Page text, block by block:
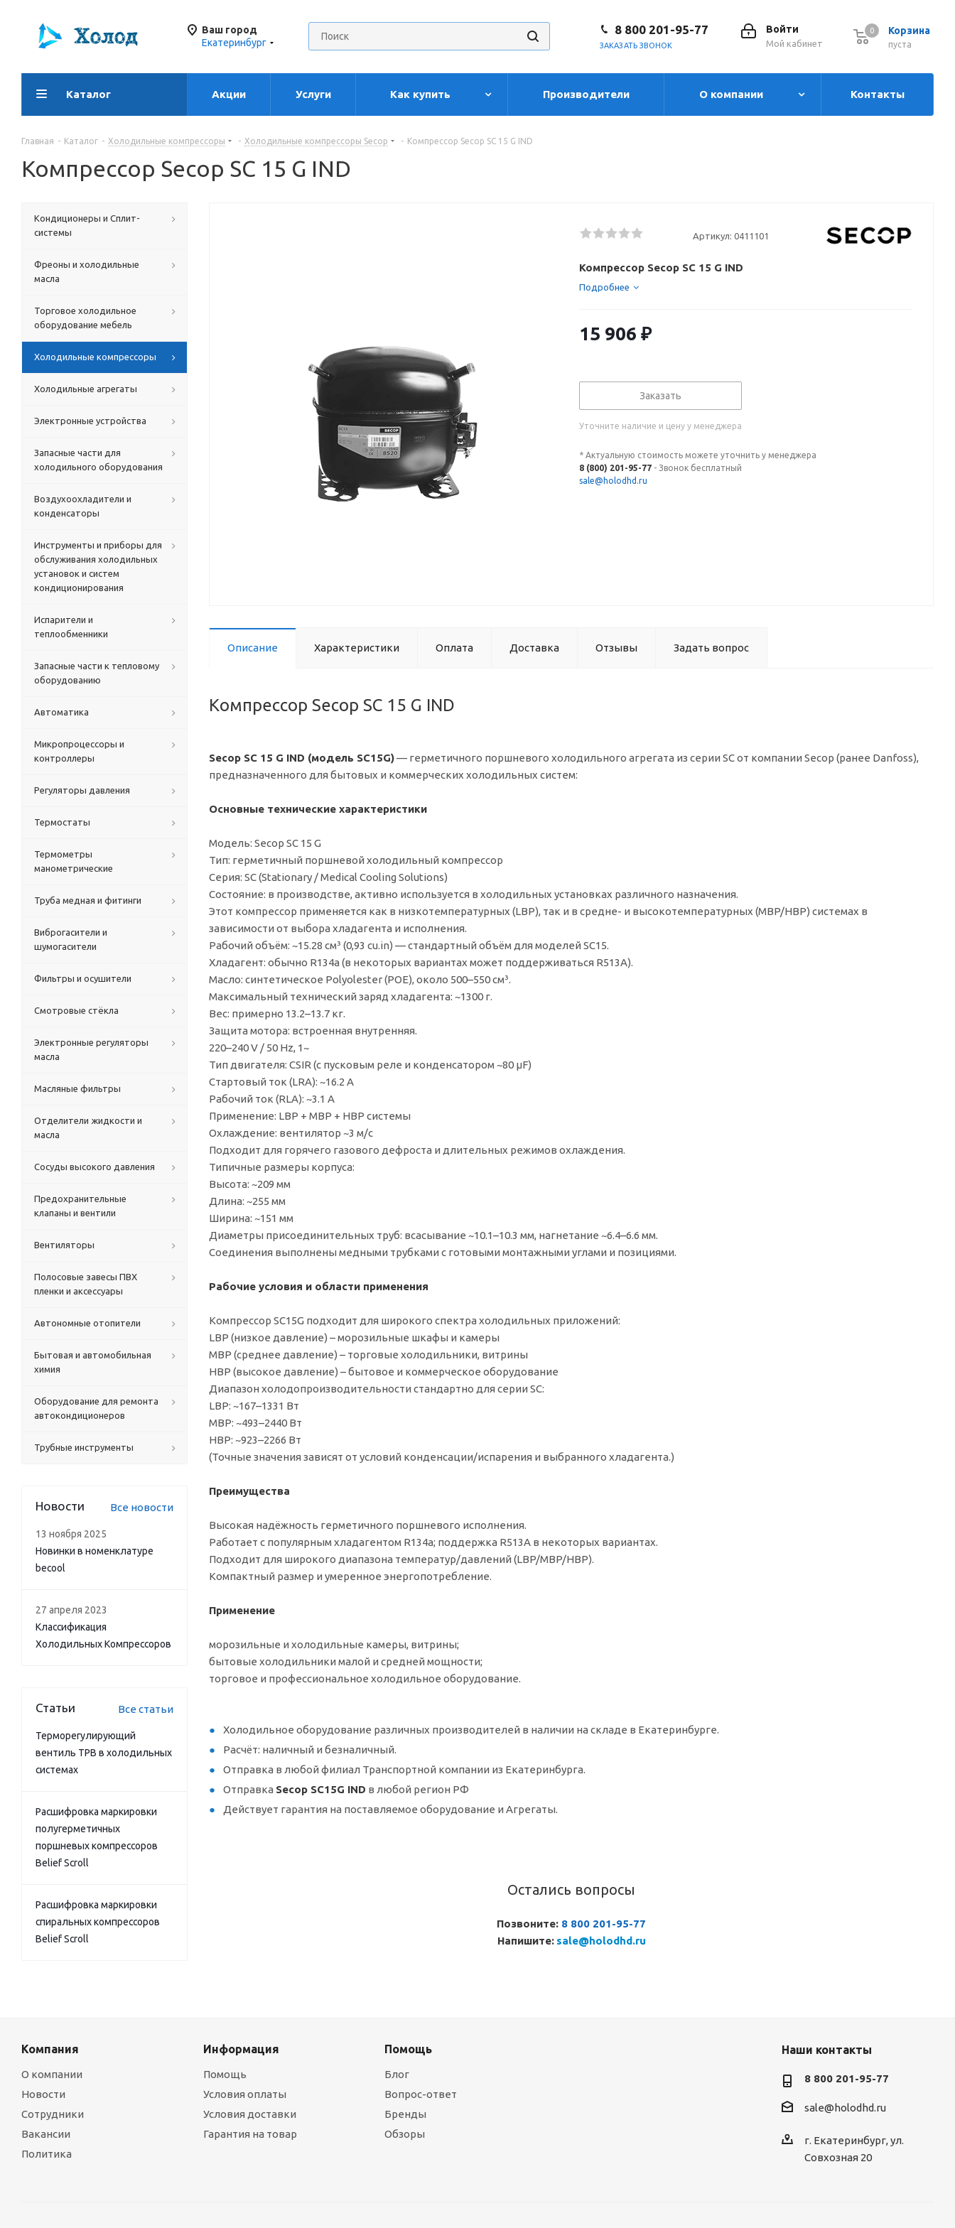
Ваш город
Екатеринбург
Корзина
0
пуста
0
Войти
Мой кабинет
8 800 201-95-77
ЗАКАЗАТЬ ЗВОНОК
Каталог Акции Услуги Как купить Производители О компании Контакты
Главная - Каталог - Холодильные компрессоры - Холодильные компрессоры Secop - Компрессор Secop SC 15 G IND
Компрессор Secop SC 15 G IND
Артикул: 0411101
Компрессор Secop SC 15 G IND
Подробнее
15 906 ₽
Заказать
Уточните наличие и цену у менеджера
* Актуальную стоимость можете уточнить у менеджера
8 (800) 201-95-77 - Звонок бесплатный
sale@holodhd.ru
Описание Характеристики Оплата Доставка Отзывы Задать вопрос
Компрессор Secop SC 15 G IND
Secop SC 15 G IND (модель SC15G)— герметичного поршневого холодильного агрегата из серии SC от компании Secop (ранее Danfoss),
предназначенного для бытовых и коммерческих холодильных систем:
Основные технические характеристики
Модель: Secop SC 15 G
Тип: герметичный поршневой холодильный компрессор
Серия: SC (Stationary / Medical Cooling Solutions)
Состояние: в производстве, активно используется в холодильных установках различного назначения.
Этот компрессор применяется как в низкотемпературных (LBP), так и в средне- и высокотемпературных (MBP/HBP) системах в
зависимости от выбора хладагента и исполнения.
Рабочий объём: ~15.28 см³ (0,93 cu.in) — стандартный объём для моделей SC15.
Хладагент: обычно R134a (в некоторых вариантах может поддерживаться R513A).
Масло: синтетическое Polyolester (POE), около 500–550 см³.
Максимальный технический заряд хладагента: ~1300 г.
Вес: примерно 13.2–13.7 кг.
Защита мотора: встроенная внутренняя.
220–240 V / 50 Hz, 1~
Тип двигателя: CSIR (с пусковым реле и конденсатором ~80 µF)
Стартовый ток (LRA): ~16.2 A
Рабочий ток (RLA): ~3.1 A
Применение: LBP + MBP + HBP системы
Охлаждение: вентилятор ~3 м/с
Подходит для горячего газового дефроста и длительных режимов охлаждения.
Типичные размеры корпуса:
Высота: ~209 мм
Длина: ~255 мм
Ширина: ~151 мм
Диаметры присоединительных труб: всасывание ~10.1–10.3 мм, нагнетание ~6.4–6.6 мм.
Соединения выполнены медными трубками с готовыми монтажными углами и позициями.
Рабочие условия и области применения
Компрессор SC15G подходит для широкого спектра холодильных приложений:
LBP (низкое давление) – морозильные шкафы и камеры
MBP (среднее давление) – торговые холодильники, витрины
HBP (высокое давление) – бытовое и коммерческое оборудование
Диапазон холодопроизводительности стандартно для серии SC:
LBP: ~167–1331 Вт
MBP: ~493–2440 Вт
HBP: ~923–2266 Вт
(Точные значения зависят от условий конденсации/испарения и выбранного хладагента.)
Преимущества
Высокая надёжность герметичного поршневого исполнения.
Работает с популярным хладагентом R134a; поддержка R513A в некоторых вариантах.
Подходит для широкого диапазона температур/давлений (LBP/MBP/HBP).
Компактный размер и умеренное энергопотребление.
Применение
морозильные и холодильные камеры, витрины;
бытовые холодильники малой и средней мощности;
торговое и профессиональное холодильное оборудование.
Холодильное оборудование различных производителей в наличии на складе в Екатеринбурге.
Расчёт: наличный и безналичный.
Отправка в любой филиал Транспортной компании из Екатеринбурга.
Отправка Secop SC15G IND в любой регион РФ
Действует гарантия на поставляемое оборудование и Агрегаты.
Остались вопросы
Позвоните: 8 800 201-95-77
Напишите: sale@holodhd.ru
Кондиционеры и Сплит-
системы
Фреоны и холодильные
масла
Торговое холодильное
оборудование мебель
Холодильные компрессоры
Холодильные агрегаты
Электронные устройства
Запасные части для
холодильного оборудования
Воздухоохладители и
конденсаторы
Инструменты и приборы для
обслуживания холодильных
установок и систем
кондиционирования
Испарители и
теплообменники
Запасные части к тепловому
оборудованию
Автоматика
Микропроцессоры и
контроллеры
Регуляторы давления
Термостаты
Термометры
манометрические
Труба медная и фитинги
Виброгасители и
шумогасители
Фильтры и осушители
Смотровые стёкла
Электронные регуляторы
масла
Масляные фильтры
Отделители жидкости и
масла
Сосуды высокого давления
Предохранительные
клапаны и вентили
Вентиляторы
Полосовые завесы ПВХ
пленки и аксессуары
Автономные отопители
Бытовая и автомобильная
химия
Оборудование для ремонта
автокондиционеров
Трубные инструменты
Новости Все новости
13 ноября 2025
Новинки в номенклатуре
becool
27 апреля 2023
Классификация
Холодильных Компрессоров
Статьи Все статьи
Терморегулирующий
вентиль ТРВ в холодильных
системах
Расшифровка маркировки
полугерметичных
поршневых компрессоров
Belief Scroll
Расшифровка маркировки
спиральных компрессоров
Belief Scroll
Компания
О компании
Новости
Сотрудники
Вакансии
Политика
Информация
Помощь
Условия оплаты
Условия доставки
Гарантия на товар
Помощь
Блог
Вопрос-ответ
Бренды
Обзоры
Наши контакты
8 800 201-95-77
sale@holodhd.ru
г. Екатеринбург, ул.
Совхозная 20